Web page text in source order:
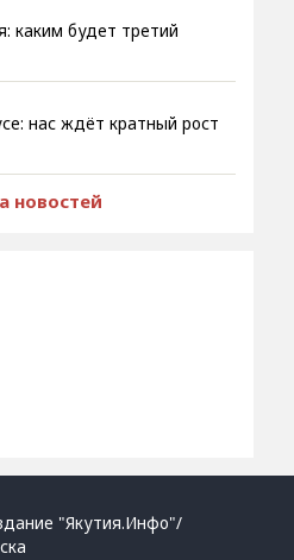
каким будет третий
нас ждёт кратный рост
новостей
"Якутия.Инфо"/